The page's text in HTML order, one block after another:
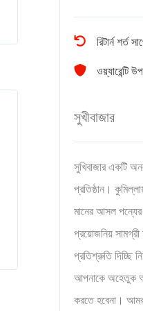
রিটার্ন শর্ত
ওয়্যারেন্টি
সুখীবাজার
সুখিবাজার একটি
প্রতিষ্ঠান।
মানের আসল পন্যের
প্রয়োজনিয়
প্রতিশ্রুতি দিচ্ছি
আপনাকে অহেতুক
করতে হবেনা।